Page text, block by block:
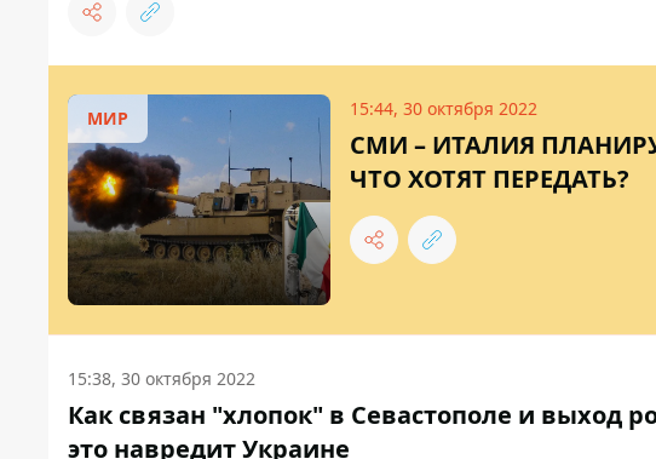
МИР 15:44, 30 октября 2022
СМИ – ИТАЛИЯ
ЧТО ХОТЯТ ПЕРЕДАТЬ?
15:38, 30 октября 2022
Как связан "хлопок" в Севастополе и выход
это навредит Украине